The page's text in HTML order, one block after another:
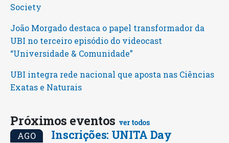
Society
João Morgado destaca o papel transformador da
UBI no terceiro episódio do videocast
“Universidade & Comunidade”
UBI integra rede nacional que aposta nas Ciências
Exatas e Naturais
Próximos eventos ver todos
AGO Inscrições: UNITA Day